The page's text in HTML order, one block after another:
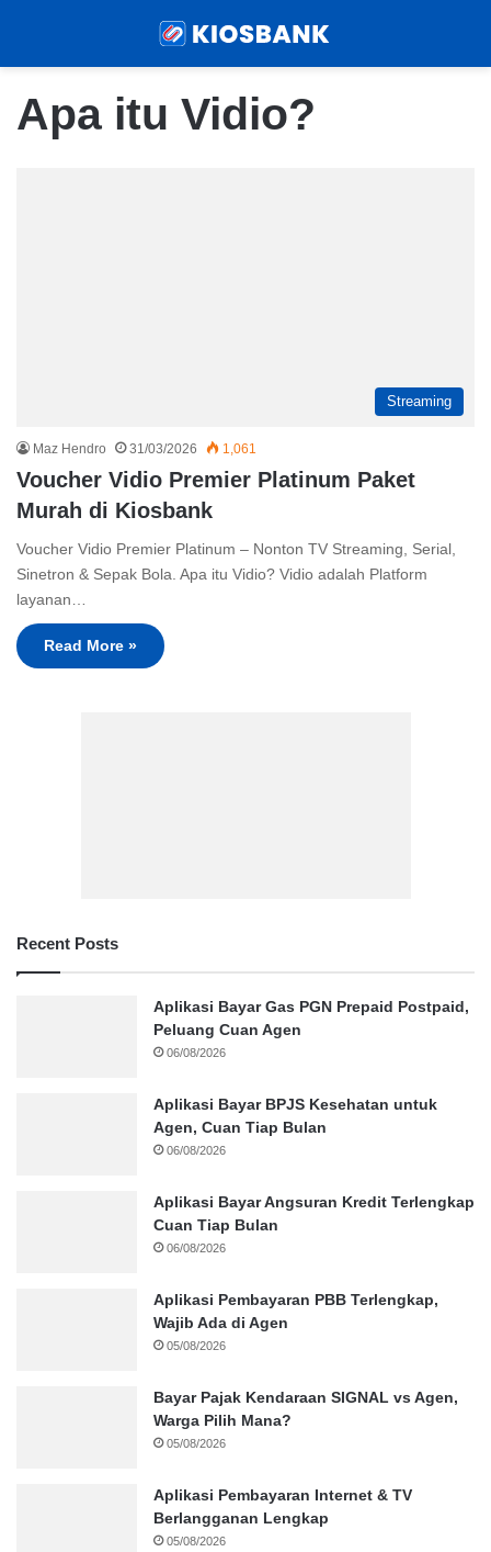
Apa itu Vidio?
Streaming
Maz Hendro 31/03/2026 1,061
Voucher Vidio Premier Platinum Paket
Murah di Kiosbank
Voucher Vidio Premier Platinum – Nonton TV Streaming, Serial,
Sinetron & Sepak Bola. Apa itu Vidio? Vidio adalah Platform
layanan…
Read More »
Recent Posts
Aplikasi Bayar Gas PGN Prepaid Postpaid,
Peluang Cuan Agen
06/08/2026
Aplikasi Bayar BPJS Kesehatan untuk
Agen, Cuan Tiap Bulan
06/08/2026
Aplikasi Bayar Angsuran Kredit Terlengkap
Cuan Tiap Bulan
06/08/2026
Aplikasi Pembayaran PBB Terlengkap,
Wajib Ada di Agen
05/08/2026
Bayar Pajak Kendaraan SIGNAL vs Agen,
Warga Pilih Mana?
05/08/2026
Aplikasi Pembayaran Internet & TV
Berlangganan Lengkap
05/08/2026